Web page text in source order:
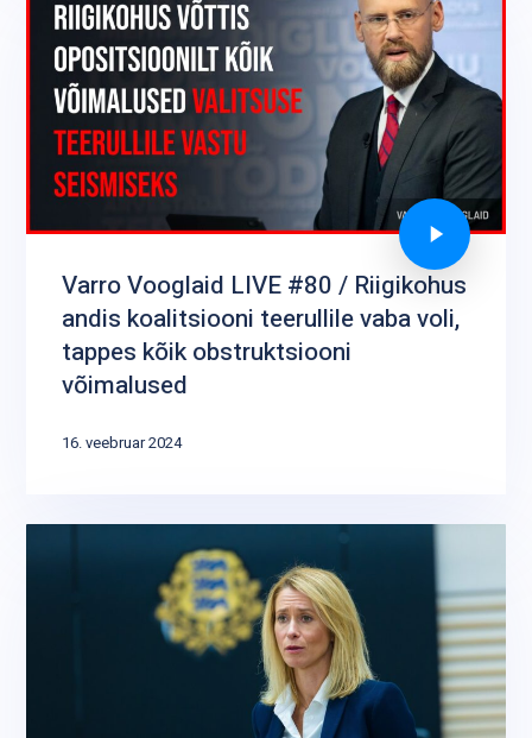
Varro Vooglaid LIVE #80 / Riigikohus
andis koalitsiooni teerullile vaba voli,
tappes kõik obstruktsiooni
võimalused
16. veebruar 2024